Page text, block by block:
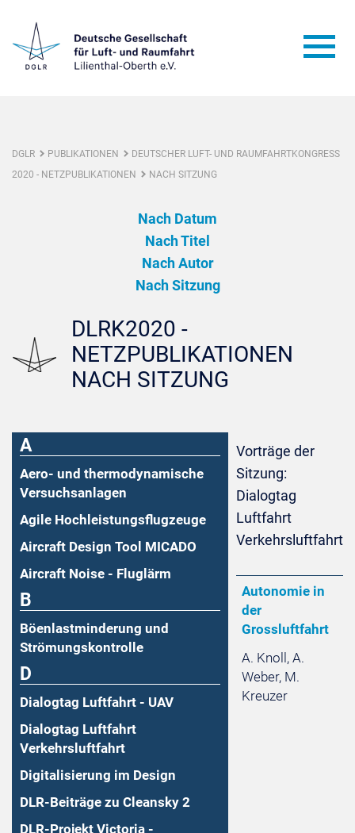
DGLR PUBLIKATIONEN
DEUTSCHER LUFT- UND RAUMFAHRTKONGRESS
2020 - NETZPUBLIKATIONEN
NACH SITZUNG
Nach Datum
Nach Titel
Nach Autor
Nach Sitzung
DLRK2020 -
NETZPUBLIKATIONEN
NACH SITZUNG
A
Aero- und thermodynamische
Versuchsanlagen
Agile Hochleistungsflugzeuge
Aircraft Design Tool MICADO
Aircraft Noise - Fluglärm
B
Böenlastminderung und
Strömungskontrolle
D
Dialogtag Luftfahrt - UAV
Dialogtag Luftfahrt
Verkehrsluftfahrt
Digitalisierung im Design
DLR-Beiträge zu Cleansky 2
DLR-Projekt Victoria -
Vorträge der
Sitzung:
Dialogtag
Luftfahrt
Verkehrsluftfahrt
Autonomie in
der
Grossluftfahrt
A. Knoll, A.
Weber, M.
Kreuzer